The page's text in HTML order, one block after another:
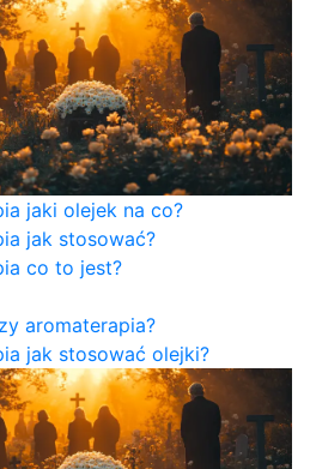
jaki olejek na co?
jak stosować?
co to jest?
aromaterapia?
jak stosować olejki?